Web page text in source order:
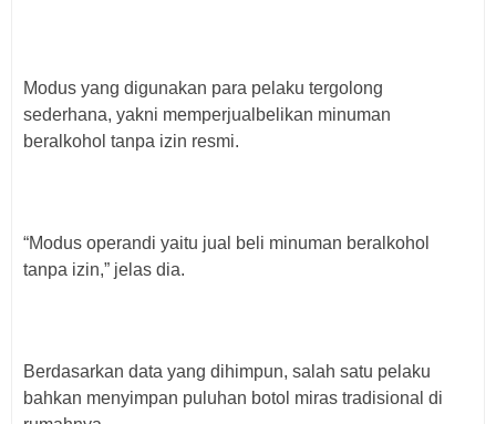
Modus yang digunakan para pelaku tergolong
sederhana, yakni memperjualbelikan minuman
beralkohol tanpa izin resmi.
“Modus operandi yaitu jual beli minuman beralkohol
tanpa izin,” jelas dia.
Berdasarkan data yang dihimpun, salah satu pelaku
bahkan menyimpan puluhan botol miras tradisional di